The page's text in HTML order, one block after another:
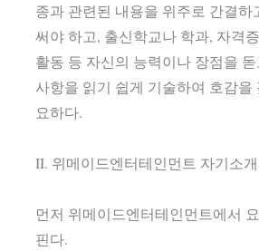
종과 관련된 내용을 위주로 간결하
써야 하고, 출신학교나 학과, 자격
활동 등 자신의 능력이나 장점을
사항을 읽기 쉽게 기술하여 호감을
요하다.
II. 위메이드엔터테인먼트 자기소
먼저 위메이드엔터테인먼트에서
핀다.